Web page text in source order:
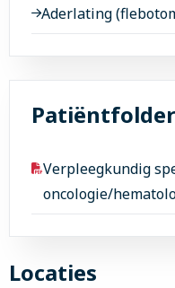
C.E.M.
Mooij
Aderlating
Verpleegkundig
oncologie/
Locaties